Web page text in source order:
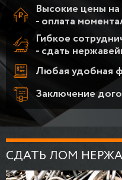
Высокие цены
- оплата
Гибкое
- сдать
Любая удобная
Заключение
СДАТЬ ЛОМ